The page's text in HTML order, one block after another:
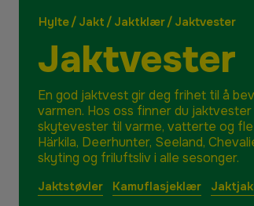
Hylte/ Jakt / Jaktklær/ Jaktvester
Jaktvester
En god jaktvest gir deg frihet til å
varmen. Hos oss finner du
skytevester til varme, vatterte og
Härkila, Deerhunter, Seeland,
skyting og friluftsliv i alle sesonger.
Jaktstøvler Kamuflasjeklær